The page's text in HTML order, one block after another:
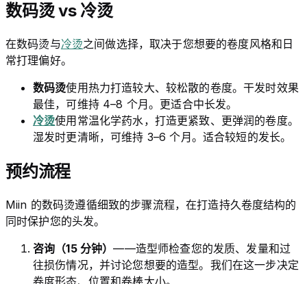
数码烫 vs 冷烫
在数码烫与冷烫之间做选择，取决于您想要的卷度风格和日
常打理偏好。
数码烫使用热力打造较大、较松散的卷度。干发时效果
最佳，可维持 4–8 个月。更适合中长发。
冷烫使用常温化学药水，打造更紧致、更弹润的卷度。
湿发时更清晰，可维持 3–6 个月。适合较短的发长。
预约流程
Miin 的数码烫遵循细致的步骤流程，在打造持久卷度结构的
同时保护您的头发。
咨询（15 分钟）——造型师检查您的发质、发量和过
往损伤情况，并讨论您想要的造型。我们在这一步决定
卷度形态、位置和卷棒大小。